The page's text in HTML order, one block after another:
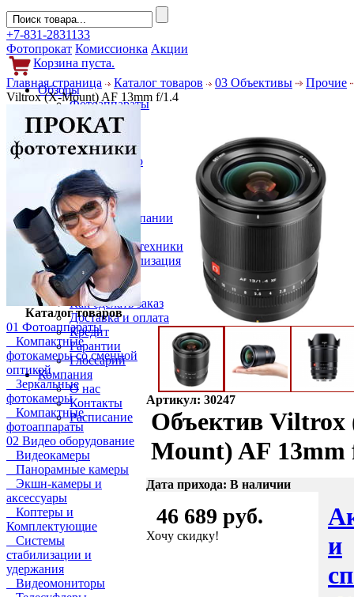
+7-831-2831133
Фотопрокат Комиссионка Акции
Корзина пуста.
Обзоры
Фотоаппараты
Объективы
Фильтры
Новости
Фото и видео
Гаджеты
Аксессуары
Слухи
Новости компании
Услуги
Прокат фототехники
Выкуп и реализация
Покупателям
Акции
Как сделать заказ
Доставка и оплата
Кредит
Гарантии
Глоссарий
Компания
О нас
Контакты
Расписание
Главная страница Каталог товаров 03 Объективы
Прочие
Viltrox (X-Mount) AF 13mm f/1.4
Каталог товаров
01 Фотоаппараты
Компактные
фотокамеры со сменной
оптикой
Зеркальные
фотокамеры
Компактные
фотоаппараты
02 Видео оборудование
Видеокамеры
Панорамные камеры
Экшн-камеры и
аксессуары
Коптеры и
Комплектующие
Системы
стабилизации и
удержания
Видеомониторы
Артикул: 30247
Объектив Viltrox
Mount) AF 13mm
Дата прихода: В наличии
46 689 руб.
Хочу скидку!
и